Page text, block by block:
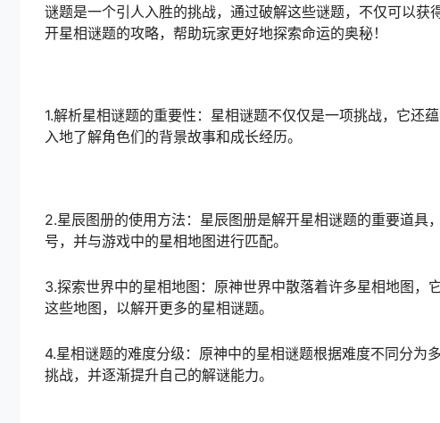
谜题是一个引人入胜的挑战，通过破解这些谜题，不仅可以
开星相谜题的攻略，帮助玩家更好地探索命运的奥秘！
1.解析星相谜题的重要性：星相谜题不仅仅是一项挑战，它还
入地了解角色们的背景故事和成长经历。
2.星辰图册的使用方法：星辰图册是解开星相谜题的重要道
号，并与游戏中的星相地图进行匹配。
3.探索世界中的星相地图：原神世界中散落着许多星相地图
这些地图，以解开更多的星相谜题。
4.星相谜题的难度分级：原神中的星相谜题根据难度不同分
挑战，并逐渐提升自己的解谜能力。